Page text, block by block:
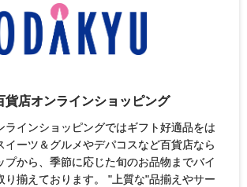
貨店オンラインショッピング
ラインショッピングではギフト好適品をは
イーツ＆グルメやデパコスなど百貨店なら
プから、季節に応じた旬のお品物までバイ
り揃えております。 "上質な"品揃えやサー